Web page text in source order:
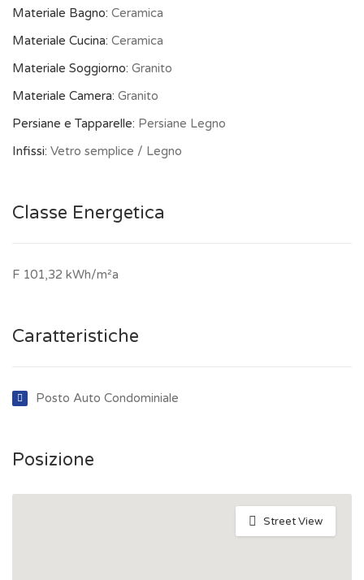
Materiale Bagno: Ceramica
Materiale Cucina: Ceramica
Materiale Soggiorno: Granito
Materiale Camera: Granito
Persiane e Tapparelle: Persiane Legno
Infissi: Vetro semplice / Legno
Classe Energetica
F 101,32 kWh/m²a
Caratteristiche
Posto Auto Condominiale
Posizione
Street View